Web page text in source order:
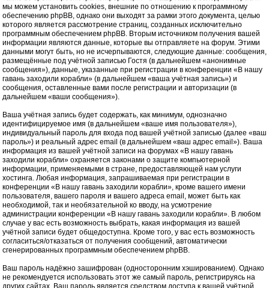
мы можем установить cookies, внешние по отношению к программному
обеспечению phpBB, однако они выходят за рамки этого документа, целью
которого является рассмотрение страниц, созданных исключительно
программным обеспечением phpBB. Вторым источником получения вашей
информации являются данные, которые вы отправляете на форум. Этими
данными могут быть, но не исчерпываются, следующие данные: сообщения,
размещённые под учётной записью Гостя (в дальнейшем «анонимные
сообщения»), данные, указанные при регистрации в конференции «В нашу
гавань заходили корабли» (в дальнейшем «ваша учётная запись») и
сообщения, оставленные вами после регистрации и авторизации (в
дальнейшем «ваши сообщения»).
Ваша учётная запись будет содержать, как минимум, однозначно
идентифицируемое имя (в дальнейшем «ваше имя пользователя»),
индивидуальный пароль для входа под вашей учётной записью (далее «ваш
пароль») и реальный адрес email (в дальнейшем «ваш адрес email»). Ваша
информация из вашей учётной записи на форумах «В нашу гавань
заходили корабли» охраняется законами о защите компьютерной
информации, применяемыми в стране, предоставляющей нам услуги
хостинга. Любая информация, запрашиваемая при регистрации в
конференции «В нашу гавань заходили корабли», кроме вашего имени
пользователя, вашего пароля и вашего адреса email, может быть как
необходимой, так и необязательной ко вводу, на усмотрение
администрации конференции «В нашу гавань заходили корабли». В любом
случае у вас есть возможность выбрать, какая информация из вашей
учётной записи будет общедоступна. Кроме того, у вас есть возможность
согласиться/отказаться от получения сообщений, автоматически
сгенерированных программным обеспечением phpBB.
Ваш пароль надёжно зашифрован (односторонним хэшированием). Однако
не рекомендуется использовать этот же самый пароль, регистрируясь на
других сайтах. Ваш пароль является средством доступа к вашей учётной